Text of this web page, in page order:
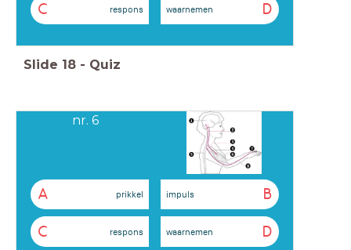
C respons D
waarnemen
Slide 18 - Quiz
nr. 6
A prikkel B
impuls
C respons D
waarnemen